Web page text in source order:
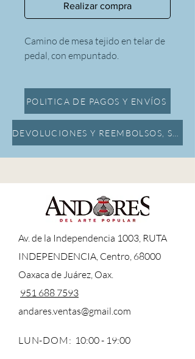
Realizar compra
Camino de mesa tejido en telar de
pedal, con empuntado.
POLITICA DE PAGOS Y ENVÍOS
Av. de la Independencia 1003, RUTA
INDEPENDENCIA, Centro, 68000
Oaxaca de Juárez, Oax.
951 688 7593
andares.ventas@gmail.com
LUN-DOM: 10:00 - 19:00